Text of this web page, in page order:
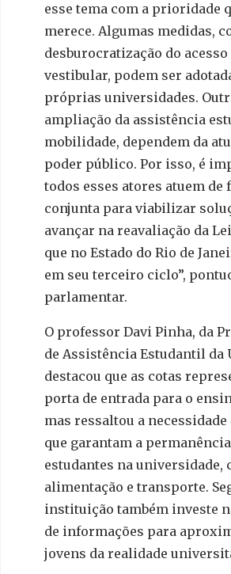
esse tema com a prioridade
merece. Algumas medidas,
desburocratização do acesso
vestibular, podem ser
próprias universidades.
ampliação da assistência
mobilidade, dependem da
poder público. Por isso, é
todos esses atores atuem de
conjunta para viabilizar
avançar na reavaliação da
que no Estado do Rio de
em seu terceiro ciclo”,
parlamentar.
O professor Davi Pinha, da
de Assistência Estudantil da
destacou que as cotas
porta de entrada para o
mas ressaltou a
que garantam a
estudantes na universidade,
alimentação e transporte.
instituição também investe
de informações para
jovens da realidade